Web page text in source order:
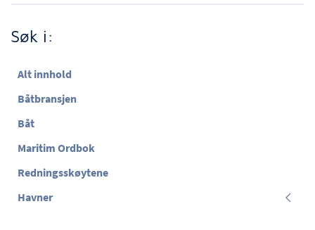
Søk i:
Alt innhold
Båtbransjen
Båt
Maritim Ordbok
Redningsskøytene
Havner